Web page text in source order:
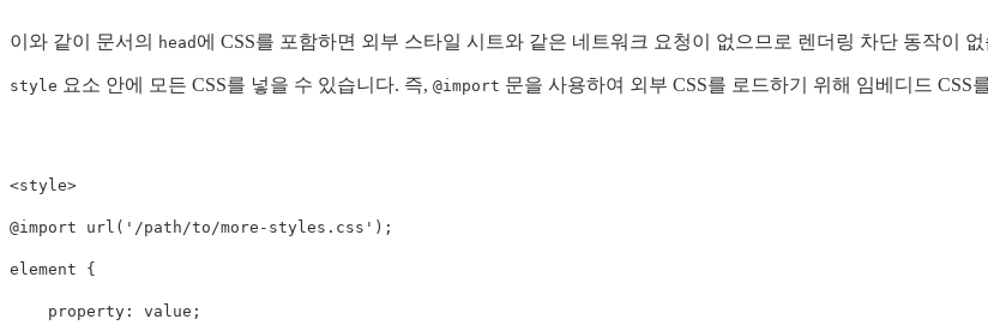
이와 같이 문서의 head 에 CSS를 포함하면 외부 스타일 시트와 같은 네트워크 요청이 없으므로 렌더링 차단 동작이
style 요소 안에 모든 CSS를 넣을 수 있습니다. 즉, @import 문을 사용하여 외부 CSS를 로드하기 위해 임베디드 CSS
<style>
@import url('/path/to/more-styles.css');
element {
    property: value;